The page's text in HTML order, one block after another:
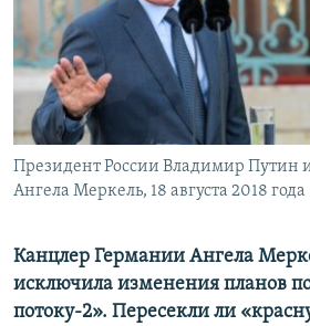
ПОБЕДИТЕЛЕЙ НЕ СУДЯТ?
КРЫМ.НЕПОКОРЕННЫЙ
ELIFBE
УКРАИНСКАЯ ПРОБЛЕМА КРЫМА
ПРИСОЕДИНЯЙТЕСЬ!
Все сайты RFE/RL
Президент России Владимир Путин
Ангела Меркель, 18 августа 2018 года
Канцлер Германии Ангела
исключила изменения планов
потоку-2». Пересекли ли